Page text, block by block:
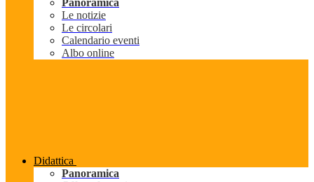
Panoramica
Le notizie
Le circolari
Calendario eventi
Albo online
Didattica
Panoramica